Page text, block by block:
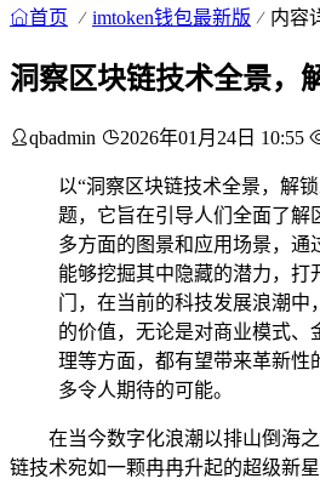
首页 imtoken钱包最新版 内容
洞察区块链技术全景，
qbadmin 2026年01月24日 10:55
以“洞察区块链技术全景，解
题，它旨在引导人们全面了解
多方面的图景和应用场景，通
能够挖掘其中隐藏的潜力，打
门，在当前的科技发展浪潮中
的价值，无论是对商业模式、
理等方面，都有望带来革新性
多令人期待的可能。
在当今数字化浪潮以排山倒海
链技术宛如一颗冉冉升起的超级新